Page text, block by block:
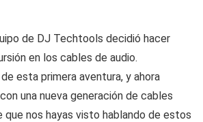
de DJ Techtools decidió hacer
en los cables de audio.
esta primera aventura, y ahora
una nueva generación de cables
que nos hayas visto hablando de estos